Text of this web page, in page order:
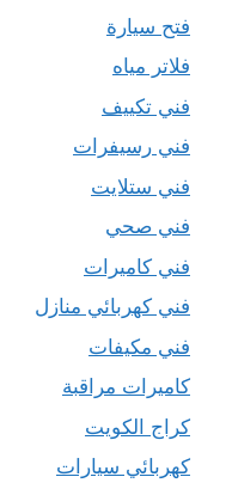
فتح سيارة
فلاتر مياه
فني تكييف
فني رسيفرات
فني ستلايت
فني صحي
فني كاميرات
فني كهربائي منازل
فني مكيفات
كاميرات مراقبة
كراج الكويت
كهربائي سيارات